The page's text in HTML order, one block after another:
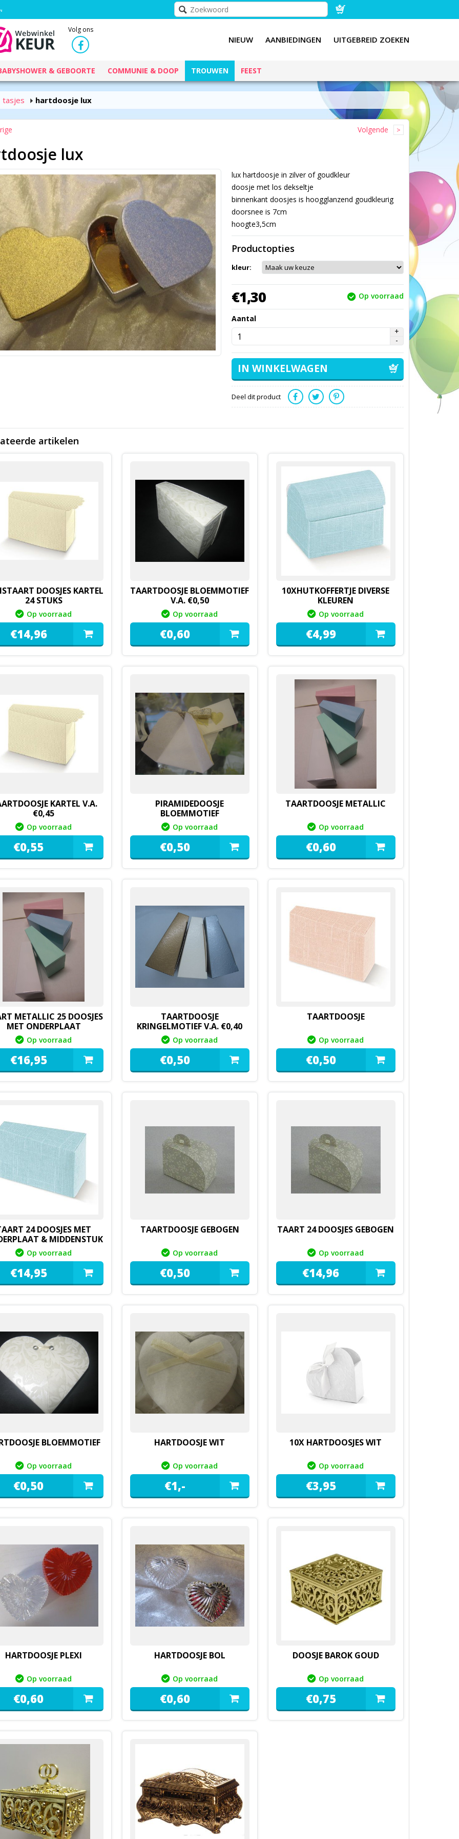
Volg ons
NIEUW AANBIEDINGEN UITGEBREID ZOEKEN
& GEBOORTE COMMUNIE & DOOP TROUWEN FEEST
tasjes hartdoosje lux
Volgende
lux
lux hartdoosje in zilver of goudkleur
doosje met los dekseltje
binnenkant doosjes is hoogglanzend goudkleurig
doorsnee is 7cm
hoogte3,5cm
Productopties
kleur:
€1,30 Op voorraad
Aantal
Deel dit product
artikelen
DOOSJES KARTEL
24 STUKS
Op voorraad
€14,96
TAARTDOOSJE BLOEMMOTIEF
V.A. €0,50
Op voorraad
€0,60
10XHUTKOFFERTJE DIVERSE
KLEUREN
Op voorraad
€4,99
KARTEL V.A.
€0,45
Op voorraad
€0,55
PIRAMIDEDOOSJE
BLOEMMOTIEF
Op voorraad
€0,50
TAARTDOOSJE METALLIC
Op voorraad
€0,60
METALLIC 25 DOOSJES
MET ONDERPLAAT
Op voorraad
€16,95
TAARTDOOSJE
KRINGELMOTIEF V.A. €0,40
Op voorraad
€0,50
TAARTDOOSJE
Op voorraad
€0,50
24 DOOSJES MET
& MIDDENSTUK
Op voorraad
€14,95
TAARTDOOSJE GEBOGEN
Op voorraad
€0,50
TAART 24 DOOSJES GEBOGEN
Op voorraad
€14,96
BLOEMMOTIEF
Op voorraad
€0,50
HARTDOOSJE WIT
Op voorraad
€1,-
10X HARTDOOSJES WIT
Op voorraad
€3,95
HARTDOOSJE PLEXI
Op voorraad
€0,60
HARTDOOSJE BOL
Op voorraad
€0,60
DOOSJE BAROK GOUD
Op voorraad
€0,75